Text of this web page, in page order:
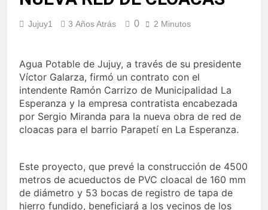
Jujuy1 3 Años Atrás 0 2 Minutos
Agua Potable de Jujuy, a través de su presidente
Víctor Galarza, firmó un contrato con el
intendente Ramón Carrizo de Municipalidad La
Esperanza y la empresa contratista encabezada
por Sergio Miranda para la nueva obra de red de
cloacas para el barrio Parapetí en La Esperanza.
Este proyecto, que prevé la construcción de 4500
metros de acueductos de PVC cloacal de 160 mm
de diámetro y 53 bocas de registro de tapa de
hierro fundido, beneficiará a los vecinos de los